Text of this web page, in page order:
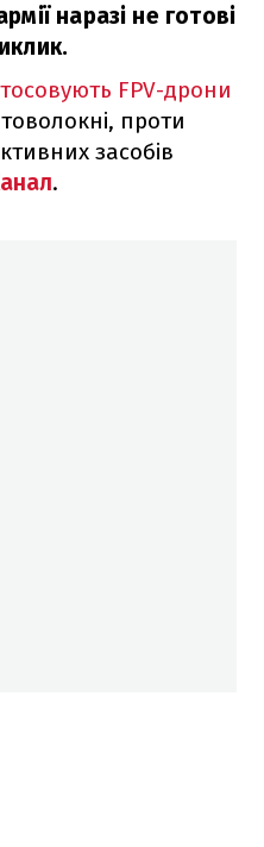
наразі не готові
FPV-дрони
проти
засобів
.